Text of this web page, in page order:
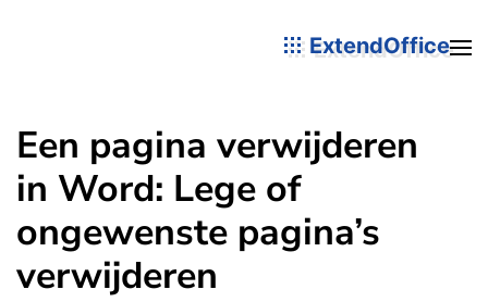
ExtendOffice
Een pagina verwijderen
in Word: Lege of
ongewenste pagina’s
verwijderen